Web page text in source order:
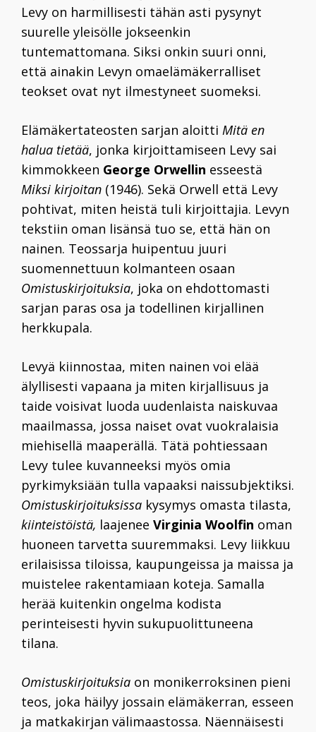
Levy on harmillisesti tähän asti pysynyt
suurelle yleisölle jokseenkin
tuntemattomana. Siksi onkin suuri onni,
että ainakin Levyn omaelämäkerralliset
teokset ovat nyt ilmestyneet suomeksi.
Elämäkertateosten sarjan aloitti Mitä en
halua tietää, jonka kirjoittamiseen Levy sai
kimmokkeen George Orwellin esseestä
Miksi kirjoitan (1946). Sekä Orwell että Levy
pohtivat, miten heistä tuli kirjoittajia. Levyn
tekstiin oman lisänsä tuo se, että hän on
nainen. Teossarja huipentuu juuri
suomennettuun kolmanteen osaan
Omistuskirjoituksia, joka on ehdottomasti
sarjan paras osa ja todellinen kirjallinen
herkkupala.
Levyä kiinnostaa, miten nainen voi elää
älyllisesti vapaana ja miten kirjallisuus ja
taide voisivat luoda uudenlaista naiskuvaa
maailmassa, jossa naiset ovat vuokralaisia
miehisellä maaperällä. Tätä pohtiessaan
Levy tulee kuvanneeksi myös omia
pyrkimyksiään tulla vapaaksi naissubjektiksi.
Omistuskirjoituksissa kysymys omasta tilasta,
kiinteistöistä, laajenee Virginia Woolfin oman
huoneen tarvetta suuremmaksi. Levy liikkuu
erilaisissa tiloissa, kaupungeissa ja maissa ja
muistelee rakentamiaan koteja. Samalla
herää kuitenkin ongelma kodista
perinteisesti hyvin sukupuolittuneena
tilana.
Omistuskirjoituksia on monikerroksinen pieni
teos, joka häilyy jossain elämäkerran, esseen
ja matkakirjan välimaastossa. Näennäisesti